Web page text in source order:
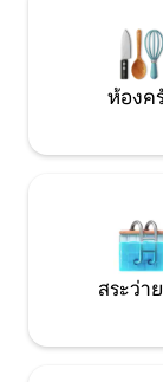
ของจาเมกา เหมาะสำหรับการพักผ่อนของ
ครอบครัว การเ
ญาติ การพักผ่อ
เข้าพักระยะยาว
ห้องค
สระว่า